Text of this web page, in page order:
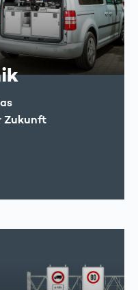
Zukunft